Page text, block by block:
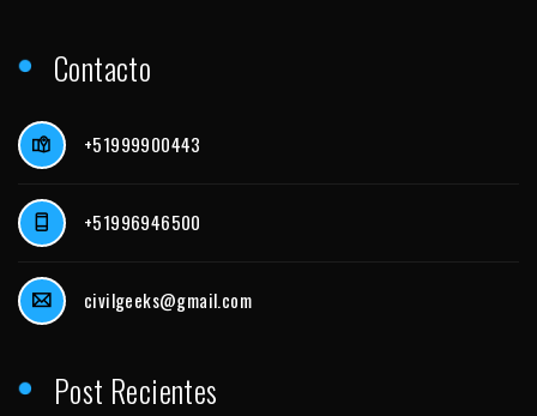
Contacto
+51999900443
+51996946500
civilgeeks@gmail.com
Post Recientes